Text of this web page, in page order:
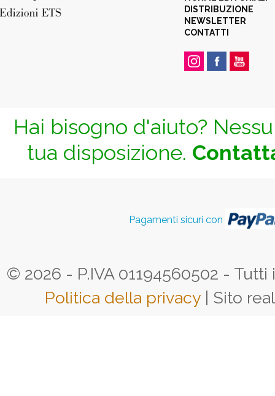
DISTRIBUZIONE
NEWSLETTER
CONTATTI
Hai bisogno d'aiuto?
tua disposizione.
Pagamenti sicuri con
© 2026 - P.IVA 01194560502 -
Politica della privacy | Sito